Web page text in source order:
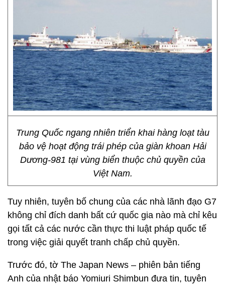
Trung Quốc ngang nhiên triển khai hàng loạt tàu
bảo vệ hoạt động trái phép của giàn khoan Hải
Dương-981 tại vùng biển thuộc chủ quyền của
Việt Nam.
Tuy nhiên, tuyên bố chung của các nhà lãnh đạo G7
không chỉ đích danh bất cứ quốc gia nào mà chỉ kêu
gọi tất cả các nước cần thực thi luật pháp quốc tế
trong việc giải quyết tranh chấp chủ quyền.
Trước đó, tờ The Japan News – phiên bản tiếng
Anh của nhật báo Yomiuri Shimbun đưa tin, tuyên